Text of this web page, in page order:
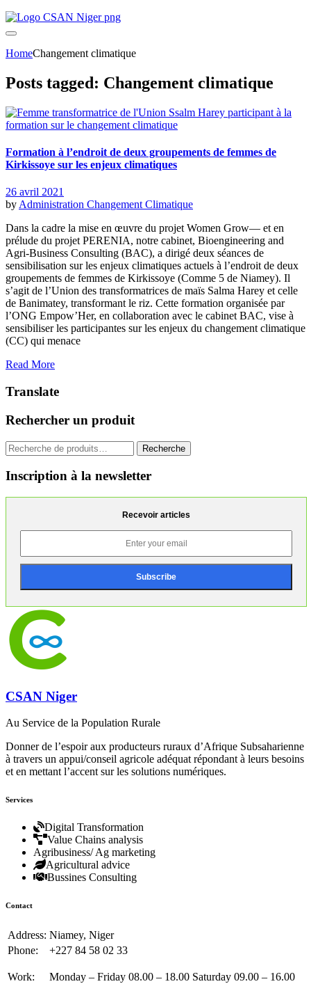
HomeChangement climatique
Posts tagged: Changement climatique
Formation à l’endroit de deux groupements de femmes de
Kirkissoye sur les enjeux climatiques
26 avril 2021
by Administration Changement Climatique
Dans la cadre la mise en œuvre du projet Women Grow— et en
prélude du projet PERENIA, notre cabinet, Bioengineering and
Agri-Business Consulting (BAC), a dirigé deux séances de
sensibilisation sur les enjeux climatiques actuels à l’endroit de deux
groupements de femmes de Kirkissoye (Comme 5 de Niamey). Il
s’agit de l’Union des transformatrices de maïs Salma Harey et celle
de Banimatey, transformant le riz. Cette formation organisée par
l’ONG Empow’Her, en collaboration avec le cabinet BAC, vise à
sensibiliser les participantes sur les enjeux du changement climatique
(CC) qui menace
Read More
Translate
Rechercher un produit
Recherche
pour :
Recherche
Inscription à la newsletter
Recevoir articles
CSAN Niger
Au Service de la Population Rurale
Donner de l’espoir aux producteurs ruraux d’Afrique Subsaharienne
à travers un appui/conseil agricole adéquat répondant à leurs besoins
et en mettant l’accent sur les solutions numériques.
Services
Digital Transformation
Value Chains analysis
Agribusiness/ Ag marketing
Agricultural advice
Bussines Consulting
Contact
Address: Niamey, Niger
Phone:
+227 84 58 02 33
Work: Monday – Friday 08.00 – 18.00 Saturday 09.00 – 16.00